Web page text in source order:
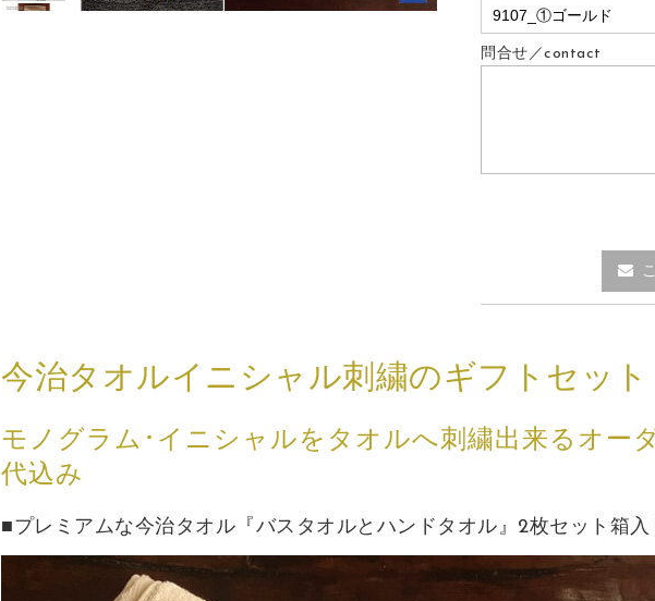
問合せ／contact
今治タオルイニシャル刺繍のギフトセット
モノグラム･イニシャルをタオルへ刺繍出来るオー
代込み
■プレミアムな今治タオル『バスタオルとハンドタオル』2枚セット箱